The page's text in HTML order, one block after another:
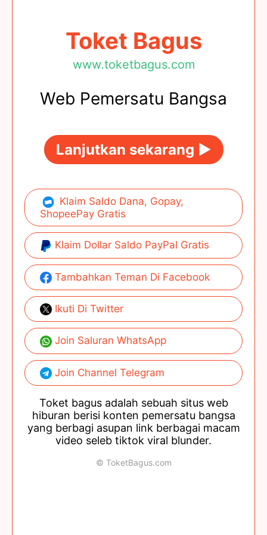
Toket Bagus
www.toketbagus.com
Web Pemersatu Bangsa
Lanjutkan sekarang ►
Klaim Saldo Dana, Gopay,
ShopeePay Gratis
Klaim Dollar Saldo PayPal Gratis
Tambahkan Teman Di Facebook
Ikuti Di Twitter
Join Saluran WhatsApp
Join Channel Telegram
Toket bagus adalah sebuah situs web
hiburan berisi konten pemersatu bangsa
yang berbagi asupan link berbagai macam
video seleb tiktok viral blunder.
© ToketBagus.com